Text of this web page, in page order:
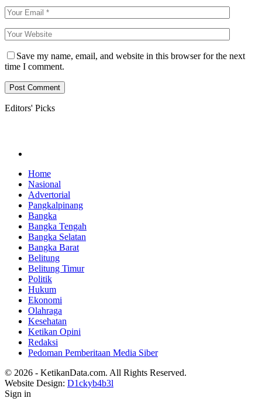
Save my name, email, and website in this browser for the next
time I comment.
Editors' Picks
Home
Nasional
Advertorial
Pangkalpinang
Bangka
Bangka Tengah
Bangka Selatan
Bangka Barat
Belitung
Belitung Timur
Politik
Hukum
Ekonomi
Olahraga
Kesehatan
Ketikan Opini
Redaksi
Pedoman Pemberitaan Media Siber
© 2026 - KetikanData.com. All Rights Reserved.
Website Design: D1ckyb4b3l
Sign in